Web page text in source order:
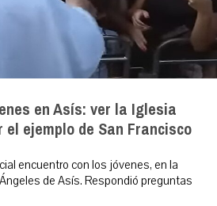
en Asís: ver la Iglesia
ejemplo de San Francisco
encuentro con los jóvenes, en la
de Asís. Respondió preguntas